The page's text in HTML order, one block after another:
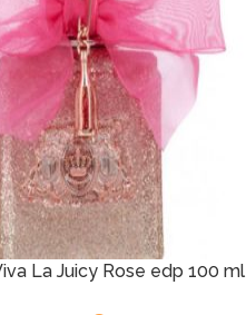
La Juicy Rose edp 100 ml